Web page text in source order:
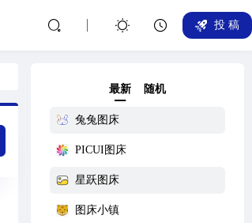
投 稿
最新 随机
兔兔图床
PICUI图床
星跃图床
图床小镇